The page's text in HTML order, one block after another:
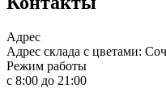
Адрес
Адрес склада с цветами:
Режим работы
с 8:00 до 21:00